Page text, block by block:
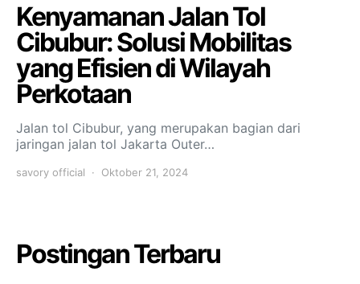
Kenyamanan Jalan Tol
Cibubur: Solusi Mobilitas
yang Efisien di Wilayah
Perkotaan
Jalan tol Cibubur, yang merupakan bagian dari
jaringan jalan tol Jakarta Outer…
savory official Oktober 21, 2024
Postingan Terbaru